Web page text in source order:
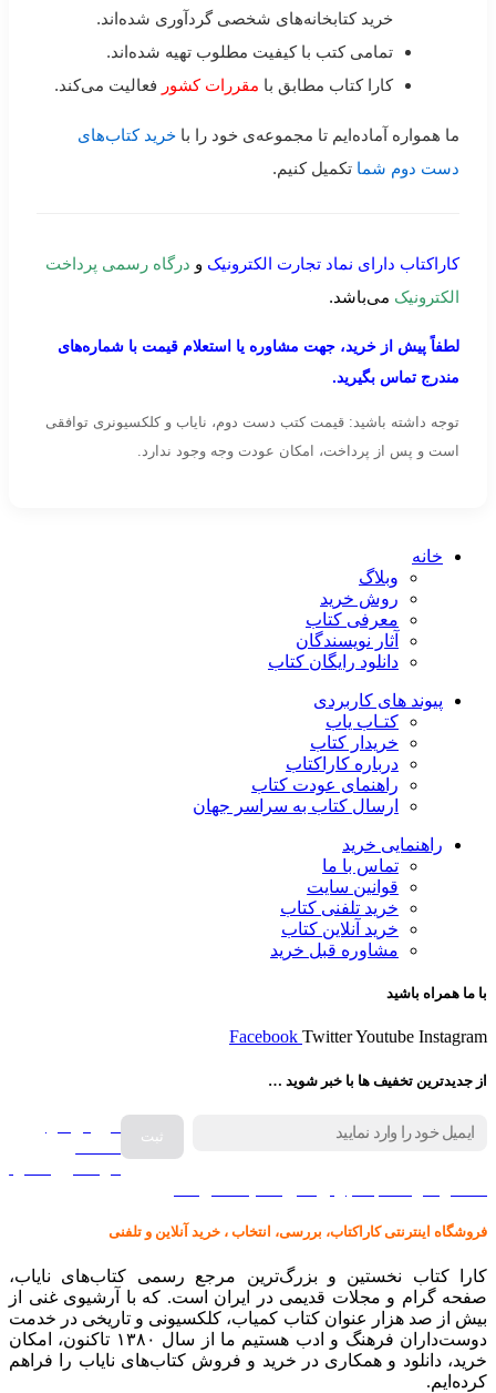
خرید کتابخانه‌های شخصی گردآوری شده‌اند.
تمامی کتب با کیفیت مطلوب تهیه شده‌اند.
کارا کتاب مطابق با مقررات کشور فعالیت می‌کند.
ما همواره آماده‌ایم تا مجموعه‌ی خود را با خرید کتاب‌های
دست دوم شما تکمیل کنیم.
کاراکتاب دارای نماد تجارت الکترونیک و درگاه رسمی پرداخت
الکترونیک می‌باشد.
لطفاً پیش از خرید، جهت مشاوره یا استعلام قیمت با شماره‌های
مندرج تماس بگیرید.
توجه داشته باشید: قیمت کتب دست دوم، نایاب و کلکسیونری توافقی
است و پس از پرداخت، امکان عودت وجه وجود ندارد.
خانه
وبلاگ
روش خرید
معرفی کتاب
آثار نویسندگان
دانلود رایگان کتاب
پیوند های کاربردی
کتـاب یاب
خریدار کتاب
درباره کاراکتاب
راهنمای عودت کتاب
ارسال کتاب به سراسر جهان
راهنمایی خرید
تماس با ما
قوانین سایت
خرید تلفنی کتاب
خرید آنلاین کتاب
مشاوره قبل خرید
با ما همراه باشید
Facebook TwitterYoutube Instagram
از جدیدترین تخفیف ها با خبر شوید …
فروش انواع
فروشگاه اینترنتی کاراکتاب، بررسی، انتخاب ، خرید آنلاین و تلفنی
کارا کتاب نخستین و بزرگ‌ترین مرجع رسمی کتاب‌های نایاب،
صفحه گرام و مجلات قدیمی در ایران است. که با آرشیوی غنی از
بیش از صد هزار عنوان کتاب کمیاب، کلکسیونی و تاریخی در خدمت
دوست‌داران فرهنگ و ادب هستیم ما از سال ۱۳۸۰ تاکنون، امکان
خرید، دانلود و همکاری در خرید و فروش کتاب‌های نایاب را فراهم
کرده‌ایم.